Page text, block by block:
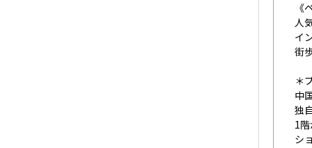
《
人
イ
街
＊
中
独
1
シ